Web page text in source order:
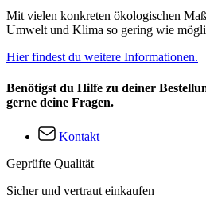
Mit vielen konkreten ökologischen
Umwelt und Klima so gering wie
Hier findest du weitere Informationen.
Benötigst du Hilfe zu deiner
gerne deine Fragen.
Kontakt
Geprüfte Qualität
Sicher und vertraut einkaufen